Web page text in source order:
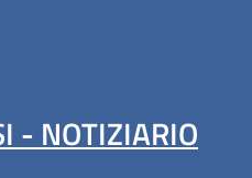
- NOTIZIARIO